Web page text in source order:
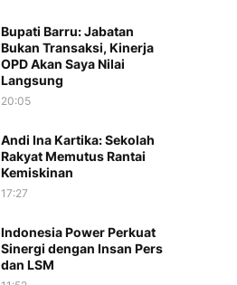
Bupati Barru: Jabatan
Bukan Transaksi, Kinerja
OPD Akan Saya Nilai
Langsung
20:05
Andi Ina Kartika: Sekolah
Rakyat Memutus Rantai
Kemiskinan
17:27
Indonesia Power Perkuat
Sinergi dengan Insan Pers
dan LSM